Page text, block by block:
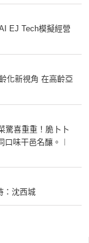
EJ Tech模擬經營
化新視角 在高齡亞
驚喜重重！脆卜卜
味干邑名釀。︱
：沈西城